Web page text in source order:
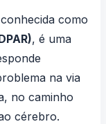
como
, é uma
na via
no caminho
cérebro.